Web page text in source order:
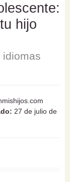
hijo
idiomas
27 de julio de